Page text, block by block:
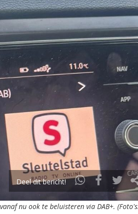
Deel dit bericht!
nu ook te beluisteren via DAB+.